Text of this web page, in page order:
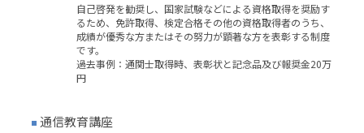
自己啓発を勧奨し、国家試験などによる資格取得を奨励す
るため、免許取得、検定合格その他の資格取得者のうち、
成績が優秀な方またはその努力が顕著な方を表彰する制度
です。
過去事例：通関士取得時、表彰状と記念品及び報奨金20万
円
■ 通信教育講座